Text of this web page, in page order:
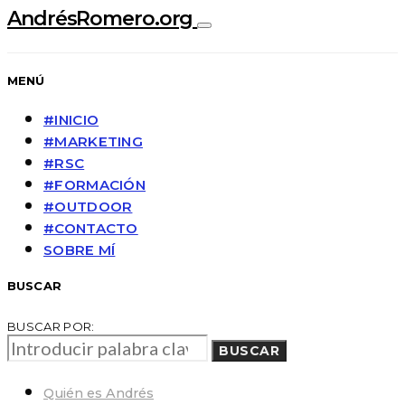
AndrésRomero.org
MENÚ
#INICIO
#MARKETING
#RSC
#FORMACIÓN
#OUTDOOR
#CONTACTO
SOBRE MÍ
BUSCAR
BUSCAR POR:
BUSCAR
Quién es Andrés